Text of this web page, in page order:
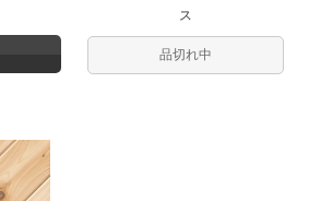
ス
品切れ中